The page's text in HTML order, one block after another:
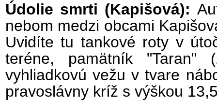
Údolie smrti (Kapišová):
nebom medzi obcami
Uvidíte tu tankové roty v
teréne, pamätník "Taran"
vyhliadkovú vežu v tvare
pravoslávny kríž s výškou